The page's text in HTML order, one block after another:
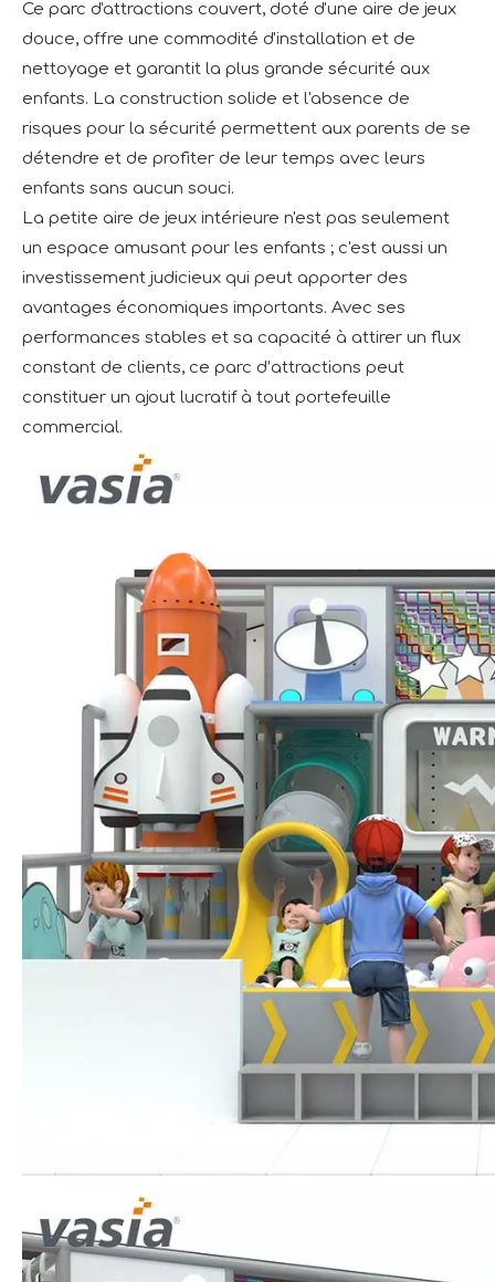
Ce parc d'attractions couvert, doté d'une aire de jeux
douce, offre une commodité d'installation et de
nettoyage et garantit la plus grande sécurité aux
enfants. La construction solide et l'absence de
risques pour la sécurité permettent aux parents de se
détendre et de profiter de leur temps avec leurs
enfants sans aucun souci.
La petite aire de jeux intérieure n'est pas seulement
un espace amusant pour les enfants ; c'est aussi un
investissement judicieux qui peut apporter des
avantages économiques importants. Avec ses
performances stables et sa capacité à attirer un flux
constant de clients, ce parc d’attractions peut
constituer un ajout lucratif à tout portefeuille
commercial.